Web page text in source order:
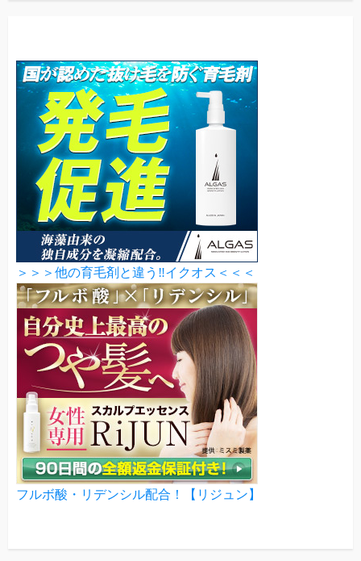
＞＞＞他の育毛剤と違う‼イクオス＜＜＜
フルボ酸・リデンシル配合！【リジュン】